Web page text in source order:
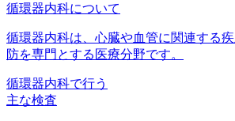
循環器内科について
循環器内科は、心臓や血管に関連する
防を専門とする医療分野です。
循環器内科で行う
主な検査